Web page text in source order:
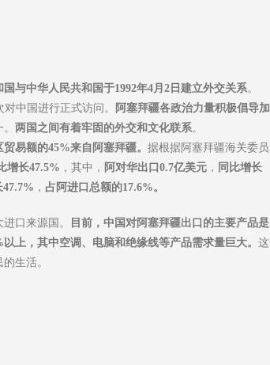
国与中华人民共和国于1992年4月2日建立外交关系。
中国进行正式访问。
阿塞拜疆各政治力量积极倡导加
两国之间有着牢固的外交和文化联系。
易额的45%来自阿塞拜疆。 据根据阿塞拜疆海关委员
增长47.5% ，其中， 阿对华出口0.7亿美元 ， 同比增长
47.7% ， 占阿进口总额的17.6%。
口来源国。
目前，中国对阿塞拜疆出口的主要产品是
上，其中空调、电脑和绝缘线等产品需求量巨大。 这
生活。